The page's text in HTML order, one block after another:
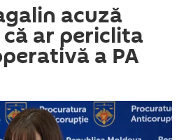
acuză
ar periclita
a PA